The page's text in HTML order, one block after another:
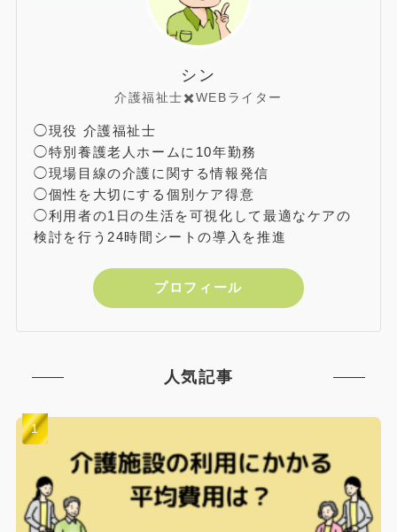
シン
介護福祉士✖️WEBライター
◯現役 介護福祉士
◯特別養護老人ホームに10年勤務
◯現場目線の介護に関する情報発信
◯個性を大切にする個別ケア得意
◯利用者の1日の生活を可視化して最適なケアの
検討を行う24時間シートの導入を推進
プロフィール
人気記事